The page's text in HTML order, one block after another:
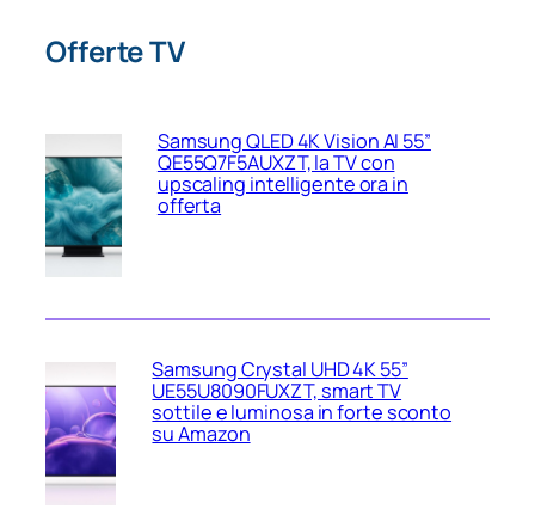
Offerte TV
Samsung QLED 4K Vision AI 55”
QE55Q7F5AUXZT, la TV con
upscaling intelligente ora in
offerta
Samsung Crystal UHD 4K 55”
UE55U8090FUXZT, smart TV
sottile e luminosa in forte sconto
su Amazon